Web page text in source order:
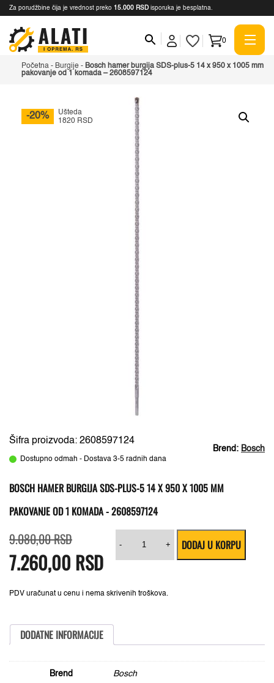
Za porudžbine čija je vrednost preko 15.000 RSD isporuka je besplatna.
0
Početna - Burgije - Bosch hamer burgija SDS-plus-5 14 x 950 x 1005 mm
pakovanje od 1 komada – 2608597124
-20%
Ušteda
1820 RSD
Brend: Bosch
Šifra proizvoda: 2608597124
Dostupno odmah - Dostava 3-5 radnih dana
BOSCH HAMER BURGIJA SDS-PLUS-5 14 X 950 X 1005 MM
PAKOVANJE OD 1 KOMADA - 2608597124
9.080,00RSDcena
je
bila:
9.080,00 RSD.
7.260,00 RSD
cena
je:
7.260,00 RSD.
PDV uračunat u cenu i nema skrivenih troškova.
-
hamer
SDS-
14
od
1
+ DODAJ U KORPU
DODATNE INFORMACIJE
Brend Bosch